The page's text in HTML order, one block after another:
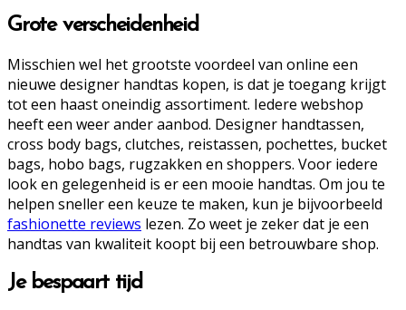
Grote verscheidenheid
Misschien wel het grootste voordeel van online een
nieuwe designer handtas kopen, is dat je toegang krijgt
tot een haast oneindig assortiment. Iedere webshop
heeft een weer ander aanbod. Designer handtassen,
cross body bags, clutches, reistassen, pochettes, bucket
bags, hobo bags, rugzakken en shoppers. Voor iedere
look en gelegenheid is er een mooie handtas. Om jou te
helpen sneller een keuze te maken, kun je bijvoorbeeld
fashionette reviews lezen. Zo weet je zeker dat je een
handtas van kwaliteit koopt bij een betrouwbare shop.
Je bespaart tijd